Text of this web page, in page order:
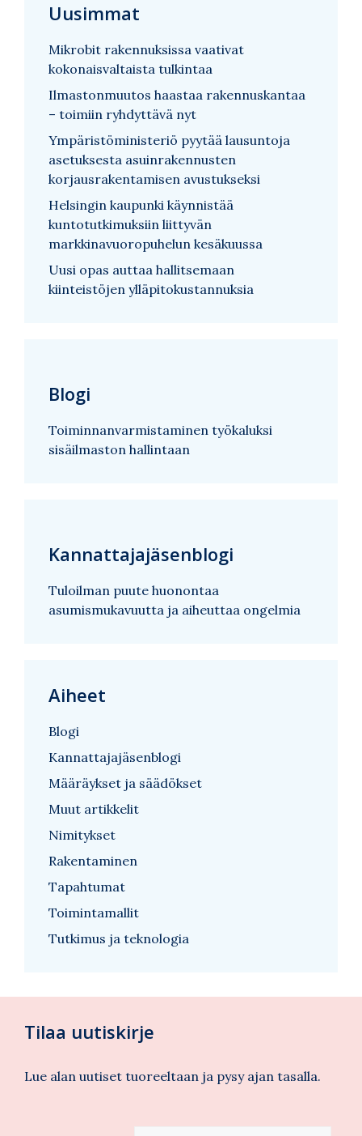
Uusimmat
Mikrobit rakennuksissa vaativat
kokonaisvaltaista tulkintaa
Ilmastonmuutos haastaa rakennuskantaa
– toimiin ryhdyttävä nyt
Ympäristöministeriö pyytää lausuntoja
asetuksesta asuinrakennusten
korjausrakentamisen avustukseksi
Helsingin kaupunki käynnistää
kuntotutkimuksiin liittyvän
markkinavuoropuhelun kesäkuussa
Uusi opas auttaa hallitsemaan
kiinteistöjen ylläpitokustannuksia
Blogi
Toiminnanvarmistaminen työkaluksi
sisäilmaston hallintaan
Kannattajajäsenblogi
Tuloilman puute huonontaa
asumismukavuutta ja aiheuttaa ongelmia
Aiheet
Blogi
Kannattajajäsenblogi
Määräykset ja säädökset
Muut artikkelit
Nimitykset
Rakentaminen
Tapahtumat
Toimintamallit
Tutkimus ja teknologia
Tilaa uutiskirje
Lue alan uutiset tuoreeltaan ja pysy ajan tasalla.